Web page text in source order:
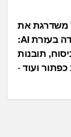
משדרגת את
העבודה בעזרת AI:
תובנות
ועוד